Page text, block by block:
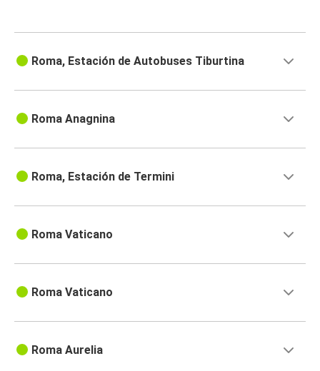
Roma, Estación de Autobuses Tiburtina
Roma Anagnina
Roma, Estación de Termini
Roma Vaticano
Roma Vaticano
Roma Aurelia